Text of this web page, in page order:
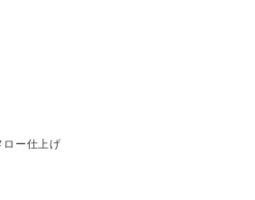
ロー仕上げ